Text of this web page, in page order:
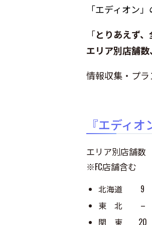
「エディオン
「とりあえず
エリア別店舗
情報収集・プラ
『エディオ
エリア別店舗数
※FC店舗含む
北海道 9
東 北 –
関 東 20